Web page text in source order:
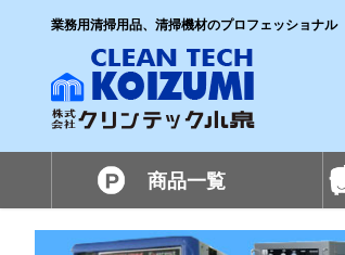
業務用清掃用品、清掃機材のプロフェッショナル
商品一覧